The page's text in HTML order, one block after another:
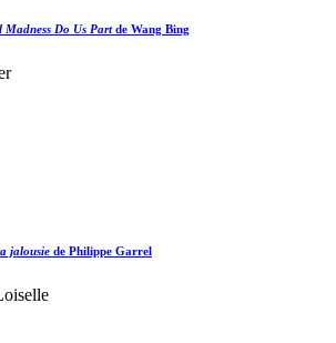
Madness Do Us Partde Wang Bing
jalousie de Philippe Garrel